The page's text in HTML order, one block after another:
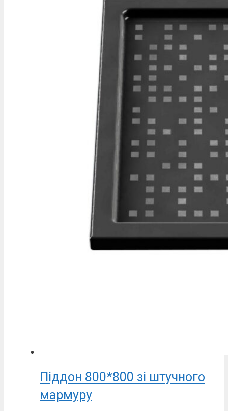
Піддон 800*800 зі штучного
мармуру